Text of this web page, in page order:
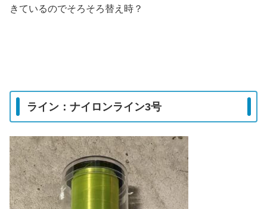
きているのでそろそろ替え時？
ライン：ナイロンライン3号